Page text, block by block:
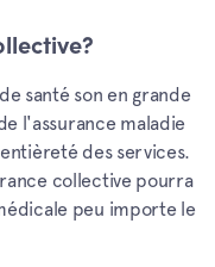
santé son en grande
l'assurance maladie
des services.
collective pourra
peu importe le